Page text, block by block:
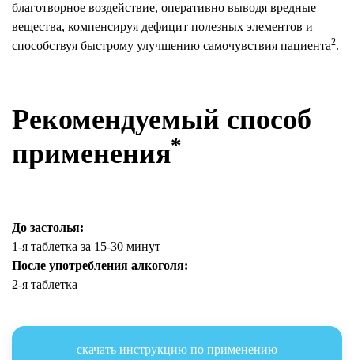
благотворное воздействие, оперативно выводя вредные
вещества, компенсируя дефицит полезных элементов и
способствуя быстрому улучшению самочувствия пациента2.
Рекомендуемый способ
применения*
До застолья:
1-я таблетка за 15-30 минут
После употребления алкоголя:
2-я таблетка
скачать инструкцию по применению